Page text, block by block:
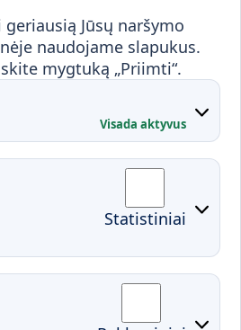
Jūsų naršymo
naudojame slapukus.
mygtuką „Priimti“.
Visada aktyvus
Statistiniai
Karjera
Studentų atstovybė
ekstremaliai